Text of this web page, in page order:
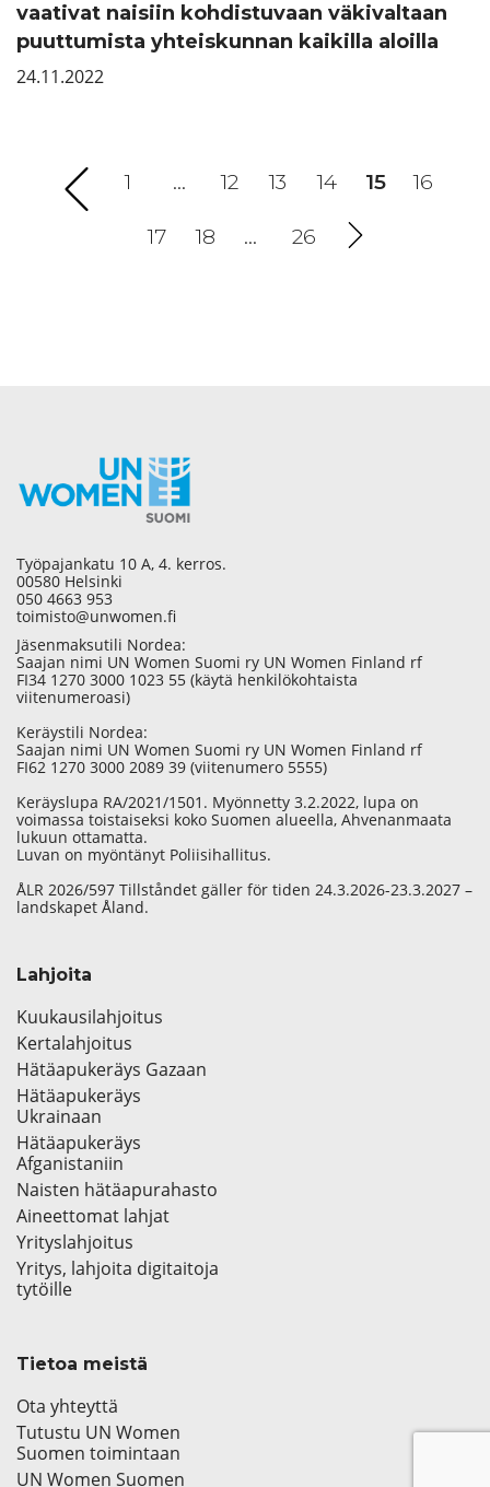
vaativat naisiin kohdistuvaan väkivaltaan
puuttumista yhteiskunnan kaikilla aloilla
24.11.2022
1 … 12 13 14 15 (current)
16
17 18 … 26
Työpajankatu 10 A, 4. kerros.
00580 Helsinki
050 4663 953
toimisto@unwomen.fi
Jäsenmaksutili Nordea:
Saajan nimi UN Women Suomi ry UN Women Finland rf
FI34 1270 3000 1023 55 (käytä henkilökohtaista
viitenumeroasi)
Keräystili Nordea:
Saajan nimi UN Women Suomi ry UN Women Finland rf
FI62 1270 3000 2089 39 (viitenumero 5555)
Keräyslupa RA/2021/1501. Myönnetty 3.2.2022, lupa on
voimassa toistaiseksi koko Suomen alueella, Ahvenanmaata
lukuun ottamatta.
Luvan on myöntänyt Poliisihallitus.
ÅLR 2026/597 Tillståndet gäller för tiden 24.3.2026-23.3.2027 –
landskapet Åland.
Lahjoita
Kuukausilahjoitus
Kertalahjoitus
Hätäapukeräys Gazaan
Hätäapukeräys
Ukrainaan
Hätäapukeräys
Afganistaniin
Naisten hätäapurahasto
Aineettomat lahjat
Yrityslahjoitus
Yritys, lahjoita digitaitoja
tytöille
Tietoa meistä
Ota yhteyttä
Tutustu UN Women
Suomen toimintaan
UN Women Suomen